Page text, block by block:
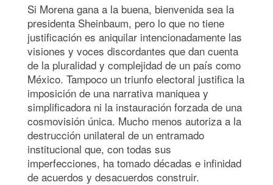
Si Morena gana a la buena, bienvenida sea la
presidenta Sheinbaum, pero lo que no tiene
justificación es aniquilar intencionadamente las
visiones y voces discordantes que dan cuenta
de la pluralidad y complejidad de un país como
México. Tampoco un triunfo electoral justifica la
imposición de una narrativa maniquea y
simplificadora ni la instauración forzada de una
cosmovisión única. Mucho menos autoriza a la
destrucción unilateral de un entramado
institucional que, con todas sus
imperfecciones, ha tomado décadas e infinidad
de acuerdos y desacuerdos construir.